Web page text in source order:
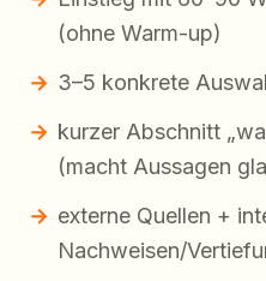
(ohne Warm-up)
3–5 konkrete
kurzer Abschnitt
(macht Aussagen
externe Quellen +
Nachweisen/